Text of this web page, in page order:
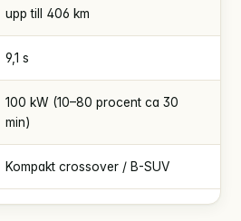
upp till 406 km
9,1 s
100 kW (10–80 procent ca 30
min)
Kompakt crossover / B-SUV